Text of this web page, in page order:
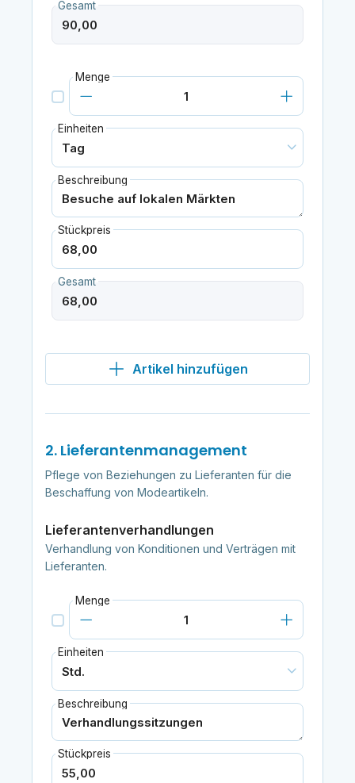
Gesamt
Menge
Einheiten
Beschreibung
Stückpreis
Gesamt
Artikel hinzufügen
2. Lieferantenmanagement
Pflege von Beziehungen zu Lieferanten für die
Beschaffung von Modeartikeln.
Lieferantenverhandlungen
Verhandlung von Konditionen und Verträgen mit
Lieferanten.
Menge
Einheiten
Beschreibung
Stückpreis